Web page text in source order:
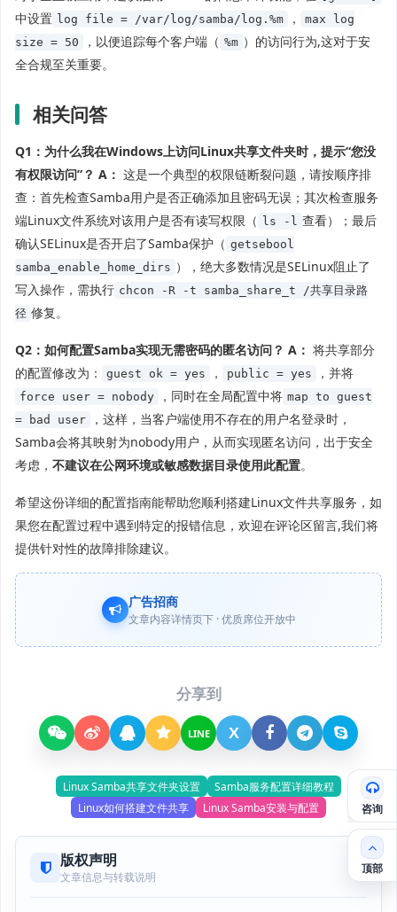
中设置 log file = /var/log/samba/log.%m ，
max log
size = 50
，以便追踪每个客户端（ %m ）的访问行为,这对于安
全合规至关重要。
相关问答
Q1：为什么我在Windows上访问Linux共享文件夹时，提示“您没
有权限访问”？ A： 这是一个典型的权限链断裂问题，请按顺序排
查：首先检查Samba用户是否正确添加且密码无误；其次检查服务
端Linux文件系统对该用户是否有读写权限（
ls -l 查看）；最后
确认SELinux是否开启了Samba保护（ getsebool
samba_enable_home_dirs ），绝大多数情况是SELinux阻止了
写入操作，需执行 chcon -R -t samba_share_t /共享目录路
径 修复。
Q2：如何配置Samba实现无需密码的匿名访问？ A： 将共享部分
的配置修改为：
guest ok = yes ， public = yes ，并将
force user = nobody ，同时在全局配置中将 map to guest
= bad user
，这样，当客户端使用不存在的用户名登录时，
Samba会将其映射为nobody用户，从而实现匿名访问，出于安全
考虑， 不建议在公网环境或敏感数据目录使用此配置。
希望这份详细的配置指南能帮助您顺利搭建Linux文件共享服务，如
果您在配置过程中遇到特定的报错信息，欢迎在评论区留言,我们将
提供针对性的故障排除建议。
广告招商
文章内容详情页下 · 优质席位开放中
分享到
LINE X
Linux Samba共享文件夹设置
Samba服务配置详细教程
Linux如何搭建文件共享
Linux Samba安装与配置
版权声明
文章信息与转载说明
咨询
顶部